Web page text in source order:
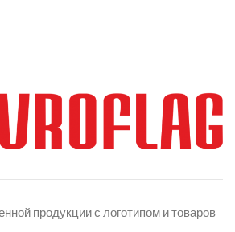
продукции с логотипом и товаров